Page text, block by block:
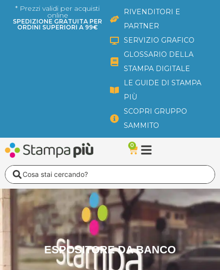
* Prezzi validi per acquisti
online
SPEDIZIONE GRATUITA PER
ORDINI SUPERIORI A 99€
RIVENDITORI E
PARTNER
SERVIZIO GRAFICO
GLOSSARIO DELLA
STAMPA DIGITALE
LE GUIDE DI STAMPA
PIÙ
SCOPRI GRUPPO
SAMMITO
0
Carrello
Search
...
ESPOSITORE DA BANCO